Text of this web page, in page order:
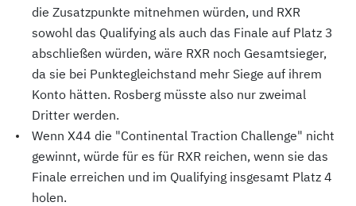
die Zusatzpunkte mitnehmen würden, und RXR
sowohl das Qualifying als auch das Finale auf Platz 3
abschließen würden, wäre RXR noch Gesamtsieger,
da sie bei Punktegleichstand mehr Siege auf ihrem
Konto hätten. Rosberg müsste also nur zweimal
Dritter werden.
Wenn X44 die "Continental Traction Challenge" nicht
gewinnt, würde für es für RXR reichen, wenn sie das
Finale erreichen und im Qualifying insgesamt Platz 4
holen.